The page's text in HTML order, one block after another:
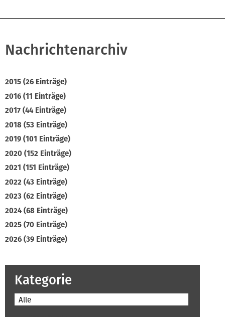
Nachrichtenarchiv
2015 (26 Einträge)
2016 (11 Einträge)
2017 (44 Einträge)
2018 (53 Einträge)
2019 (101 Einträge)
2020 (152 Einträge)
2021 (151 Einträge)
2022 (43 Einträge)
2023 (62 Einträge)
2024 (68 Einträge)
2025 (70 Einträge)
2026 (39 Einträge)
Kategorie
Alle